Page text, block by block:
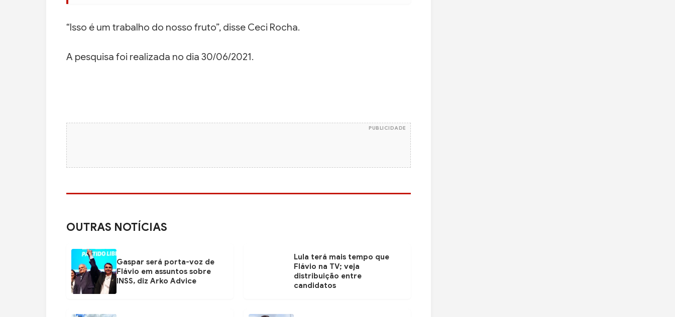
“Isso é um trabalho do nosso fruto”, disse Ceci Rocha.
A pesquisa foi realizada no dia 30/06/2021.
PUBLICIDADE
OUTRAS NOTÍCIAS
Gaspar será porta-voz de
Flávio em assuntos sobre
INSS, diz Arko Advice
Lula terá mais tempo que
Flávio na TV; veja
distribuição entre
candidatos